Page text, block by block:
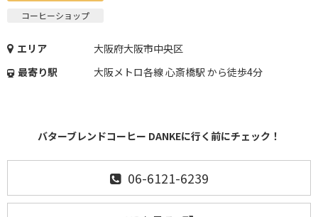
コーヒーショップ
エリア
大阪府大阪市中央区
最寄り駅
大阪メトロ各線 心斎橋駅 から徒歩4分
バターブレンドコーヒー DANKEに行く前にチェック！
06-6121-6239